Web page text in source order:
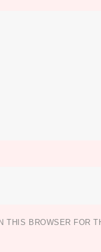
THIS BROWSER FOR